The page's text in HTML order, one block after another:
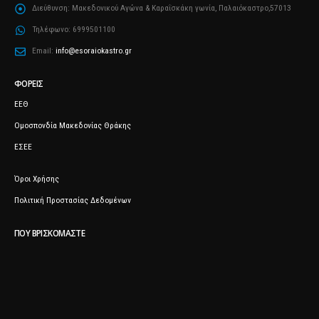
Διεύθυνση: Μακεδονικού Αγώνα & Καραΐσκάκη γωνία, Παλαιόκαστρο,57013
Τηλέφωνο: 6999501100
Email: info@esoraiokastro.gr
ΦΟΡΕΊΣ
ΕΕΘ
Ομοσπονδία Μακεδονίας Θράκης
ΕΣΕΕ
Όροι Χρήσης
Πολιτική Προστασίας Δεδομένων
ΠΟΥ ΒΡΙΣΚΌΜΑΣΤΕ